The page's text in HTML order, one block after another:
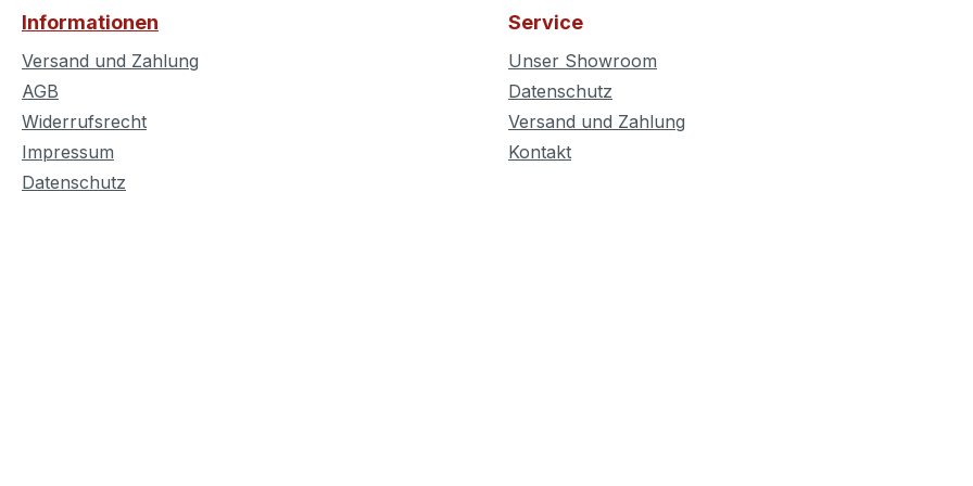
aus
in
Informationen
Versand und Zahlung
AGB
Widerrufsrecht
Impressum
Datenschutz
Service
Unser Showroom
Datenschutz
Versand und Zahlung
Kontakt